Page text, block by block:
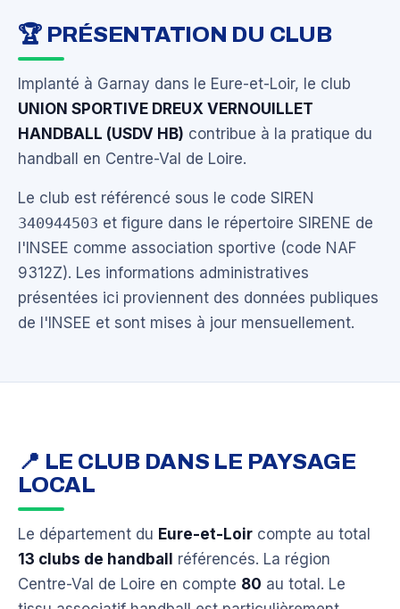
🏆 PRÉSENTATION DU CLUB
Implanté à Garnay dans le Eure-et-Loir, le club
UNION SPORTIVE DREUX VERNOUILLET
HANDBALL (USDV HB) contribue à la pratique du
handball en Centre-Val de Loire.
Le club est référencé sous le code SIREN
340944503 et figure dans le répertoire SIRENE de
l'INSEE comme association sportive (code NAF
9312Z). Les informations administratives
présentées ici proviennent des données publiques
de l'INSEE et sont mises à jour mensuellement.
📍 LE CLUB DANS LE PAYSAGE
LOCAL
Le département du Eure-et-Loir compte au total
13 clubs de handball
référencés. La région
Centre-Val de Loire en compte 80 au total. Le